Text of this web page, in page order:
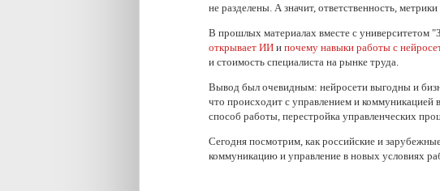
не разделены. А значит, ответственность,
В прошлых материалах вместе с университетом
открывает ИИ и почему навыки работы с
и стоимость специалиста на рынке труда.
Вывод был очевидным: нейросети выгодны и
что происходит с управлением и коммуникацией
способ работы, перестройка управленческих
Сегодня посмотрим, как российские и
коммуникацию и управление в новых условиях